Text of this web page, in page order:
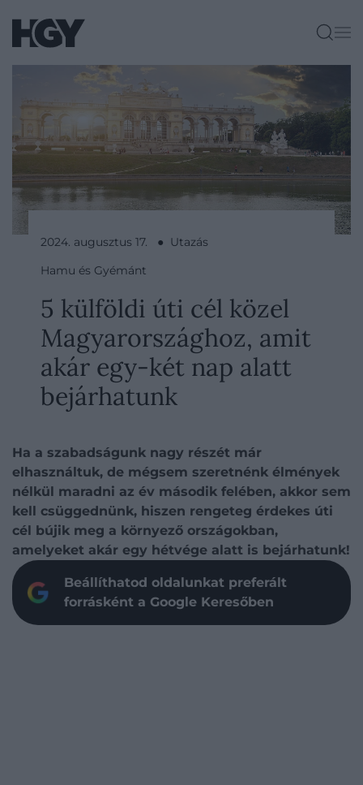
2024. augusztus 17. ● Utazás
Hamu és Gyémánt
5 külföldi úti cél közel
Magyarországhoz, amit
akár egy-két nap alatt
bejárhatunk
Ha a szabadságunk nagy részét már
elhasználtuk, de mégsem szeretnénk élmények
nélkül maradni az év második felében, akkor sem
kell csüggednünk, hiszen rengeteg érdekes úti
cél bújik meg a környező országokban,
amelyeket akár egy hétvége alatt is bejárhatunk!
Beállíthatod oldalunkat preferált
forrásként a Google Keresőben